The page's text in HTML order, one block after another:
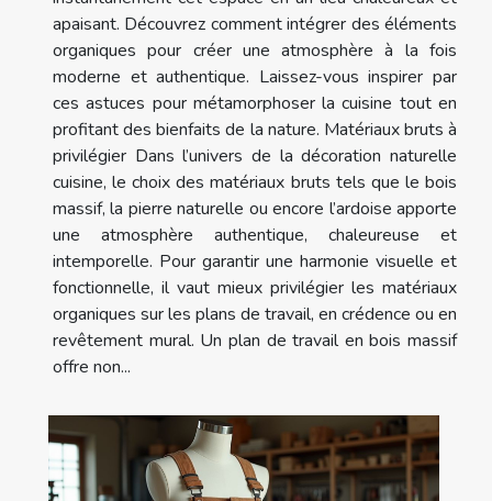
apaisant. Découvrez comment intégrer des éléments
organiques pour créer une atmosphère à la fois
moderne et authentique. Laissez-vous inspirer par
ces astuces pour métamorphoser la cuisine tout en
profitant des bienfaits de la nature. Matériaux bruts à
privilégier Dans l’univers de la décoration naturelle
cuisine, le choix des matériaux bruts tels que le bois
massif, la pierre naturelle ou encore l’ardoise apporte
une atmosphère authentique, chaleureuse et
intemporelle. Pour garantir une harmonie visuelle et
fonctionnelle, il vaut mieux privilégier les matériaux
organiques sur les plans de travail, en crédence ou en
revêtement mural. Un plan de travail en bois massif
offre non...